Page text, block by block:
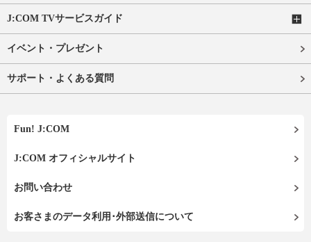
J:COM TVサービスガイド
イベント・プレゼント
サポート・よくある質問
Fun! J:COM
J:COM オフィシャルサイト
お問い合わせ
お客さまのデータ利用･外部送信について